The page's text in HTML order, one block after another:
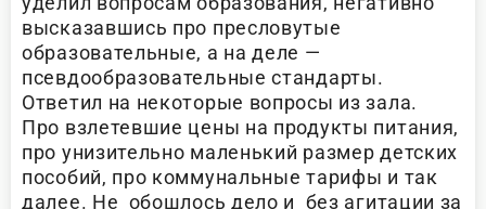
высказавшись про пресловутые
образовательные, а на деле —
псевдообразовательные стандарты.
Ответил на некоторые вопросы из зала.
Про взлетевшие цены на продукты питания,
про унизительно маленький размер детских
пособий, про коммунальные тарифы и так
далее. Не обошлось дело и без агитации за